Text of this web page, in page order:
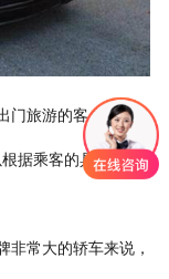
门旅游的客户人数多
据乘客的具体情
非常大的轿车来说，